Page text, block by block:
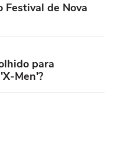
Festival de Nova
para
Men'?